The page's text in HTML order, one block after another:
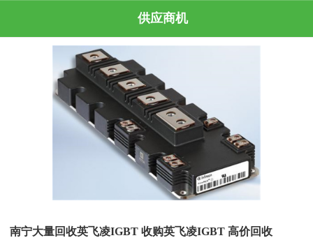
供应商机
南宁大量回收英飞凌IGBT 收购英飞凌IGBT 高价回收